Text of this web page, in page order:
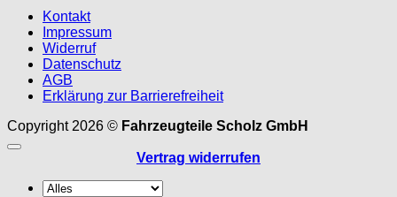
Kontakt
Impressum
Widerruf
Datenschutz
AGB
Erklärung zur Barrierefreiheit
Copyright 2026 © Fahrzeugteile Scholz GmbH
Vertrag widerrufen